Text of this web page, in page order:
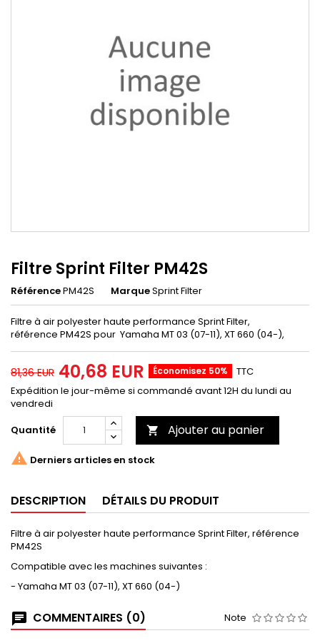
Filtre Sprint Filter PM42S
RéférencePM42S MarqueSprint Filter
Filtre à air polyester haute performance Sprint Filter,
référence PM42S pour Yamaha MT 03 (07-11), XT 660 (04-),
81,36 EUR 40,68 EUR Économisez 50%
TTC
Expédition le jour-même si commandé avant 12H du lundi au
vendredi
Quantité
 Ajouter au panier
 Derniers articles en stock
DESCRIPTION DÉTAILS DU PRODUIT
Filtre à air polyester haute performance Sprint Filter, référence
PM42S
Compatible avec les machines suivantes :
- Yamaha MT 03 (07-11), XT 660 (04-)
COMMENTAIRES (0) Note